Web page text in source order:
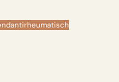
antirheumatisch